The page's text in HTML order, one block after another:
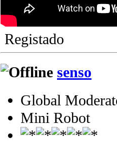
Registado
senso
Global
Mini Robot